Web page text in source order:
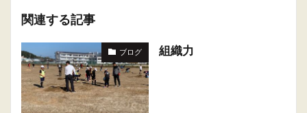
関連する記事
ブログ 組織力